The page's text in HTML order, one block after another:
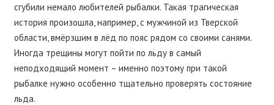
сгубили немало любителей рыбалки. Такая трагическая
история произошла, например, с мужчиной из Тверской
области, вмёрзшим в лёд по пояс рядом со своими санями.
Иногда трещины могут пойти по льду в самый
неподходящий момент – именно поэтому при такой
рыбалке нужно особенно тщательно проверять состояние
льда.